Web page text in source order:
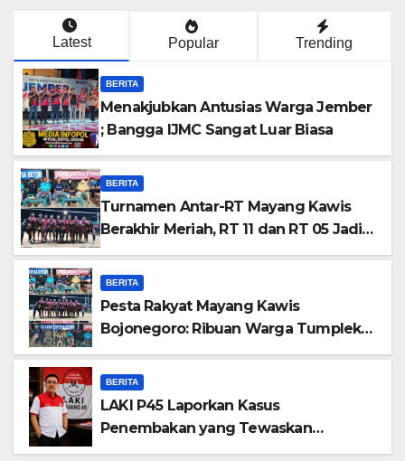
Latest Popular Trending
BERITA
Menakjubkan Antusias Warga Jember
; Bangga IJMC Sangat Luar Biasa
BERITA
Turnamen Antar-RT Mayang Kawis
Berakhir Meriah, RT 11 dan RT 05 Jadi
Sorotan
BERITA
​Pesta Rakyat Mayang Kawis
Bojonegoro: Ribuan Warga Tumplek
Blek Saksikan Final Voli, Kades 3
Periode Dipuji Setinggi Langit
BERITA
LAKI P45 Laporkan Kasus
Penembakan yang Tewaskan
Terduga Pencuri Durian oleh Oknum